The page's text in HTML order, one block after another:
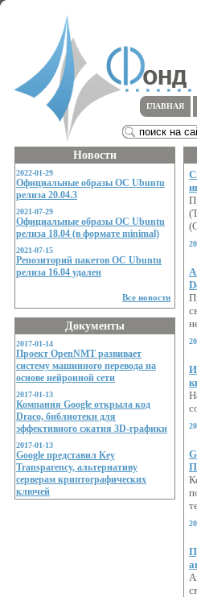
ГЛАВНАЯ
Новости
2022-01-29
Официальные образы ОС Ubuntu
релиза 20.04.3
2021-07-29
Официальные образы ОС Ubuntu
релиза 18.04 (в формате minimal)
2021-07-15
Репозиторий пакетов ОС Ubuntu
релиза 16.04 удален
Все новости
Документы
2017-01-14
Проект OpenNMT развивает
систему машинного перевода на
основе нейронной сети
2017-01-13
Компания Google открыла код
Draco, библиотеки для
эффективного сжатия 3D-графики
2017-01-13
Google представил Key
Transparency, альтернативу
серверам криптографических
ключей